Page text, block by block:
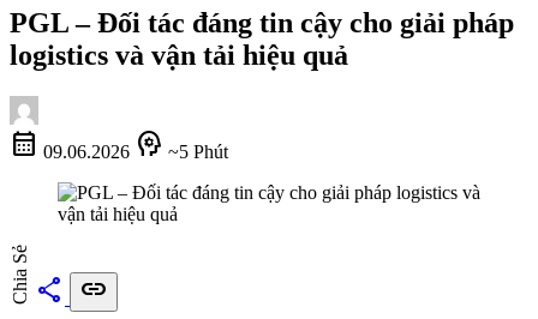
PGL – Đối tác đáng tin cậy cho giải pháp
logistics và vận tải hiệu quả
calendar_month 09.06.2026 psychology ~5 Phút
Chia Sẻ share link